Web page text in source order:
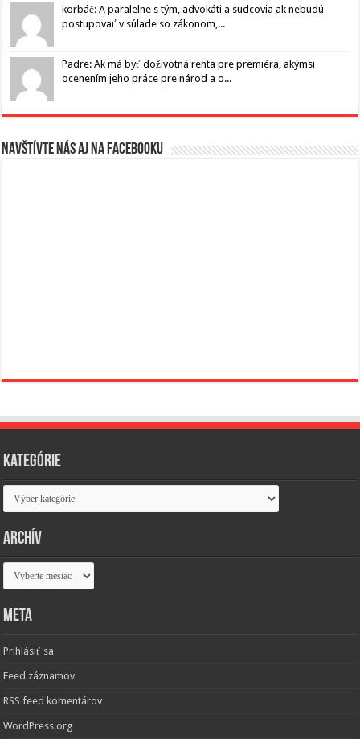
korbáč: A paralelne s tým, advokáti a sudcovia ak nebudú
postupovať v súlade so zákonom,...
Padre: Ak má byť doživotná renta pre premiéra, akýmsi
ocenením jeho práce pre národ a o...
Navštívte nás aj na Facebooku
Kategórie
Kategórie
Archív
Archív
Meta
Prihlásiť sa
Feed záznamov
RSS feed komentárov
WordPress.org